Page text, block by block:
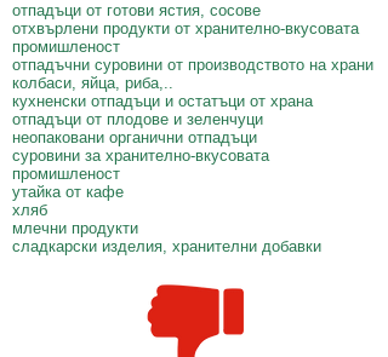
отпадъци от готови ястия, сосове
отхвърлени продукти от хранително-вкусовата
промишленост
отпадъчни суровини от производството на храни
колбаси, яйца, риба,..
кухненски отпадъци и остатъци от храна
отпадъци от плодове и зеленчуци
неопаковани органични отпадъци
суровини за хранително-вкусовата
промишленост
утайка от кафе
хляб
млечни продукти
сладкарски изделия, хранителни добавки